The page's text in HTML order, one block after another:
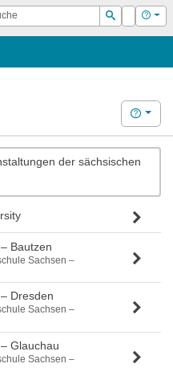
Suchen
Login Hilfe
Hilfe
der sächsischen
Bautzen
Sachsen –
Dresden
Sachsen –
Glauchau
Sachsen –